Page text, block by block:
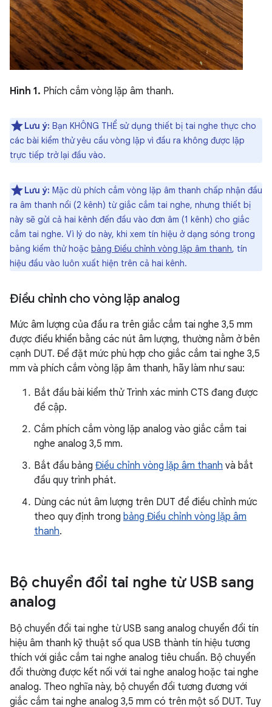
Hình 1. Phích cắm vòng lặp âm thanh.
Lưu ý: Bạn KHÔNG THỂ sử dụng thiết bị tai nghe thực cho
các bài kiểm thử yêu cầu vòng lặp vì đầu ra không được lặp
trực tiếp trở lại đầu vào.
Lưu ý: Mặc dù phích cắm vòng lặp âm thanh chấp nhận đầu
ra âm thanh nổi (2 kênh) từ giắc cắm tai nghe, nhưng thiết bị
này sẽ gửi cả hai kênh đến đầu vào đơn âm (1 kênh) cho giắc
cắm tai nghe. Vì lý do này, khi xem tín hiệu ở dạng sóng trong
bảng kiểm thử hoặc bảng Điều chỉnh vòng lặp âm thanh, tín
hiệu đầu vào luôn xuất hiện trên cả hai kênh.
Điều chỉnh cho vòng lặp analog
Mức âm lượng của đầu ra trên giắc cắm tai nghe 3,5 mm
được điều khiển bằng các nút âm lượng, thường nằm ở bên
cạnh DUT. Để đặt mức phù hợp cho giắc cắm tai nghe 3,5
mm và phích cắm vòng lặp âm thanh, hãy làm như sau:
Bắt đầu bài kiểm thử Trình xác minh CTS đang được
đề cập.
Cắm phích cắm vòng lặp analog vào giắc cắm tai
nghe analog 3,5 mm.
Bắt đầu bảng Điều chỉnh vòng lặp âm thanh và bắt
đầu quy trình phát.
Dùng các nút âm lượng trên DUT để điều chỉnh mức
theo quy định trong bảng Điều chỉnh vòng lặp âm
thanh.
Bộ chuyển đổi tai nghe từ USB sang
analog
Bộ chuyển đổi tai nghe từ USB sang analog chuyển đổi tín
hiệu âm thanh kỹ thuật số qua USB thành tín hiệu tương
thích với giắc cắm tai nghe analog tiêu chuẩn. Bộ chuyển
đổi thường được kết nối với tai nghe analog hoặc tai nghe
analog. Theo nghĩa này, bộ chuyển đổi tương đương với
giắc cắm tai nghe analog 3,5 mm có trên một số DUT. Tuy